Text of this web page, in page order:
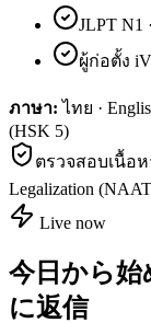
JLPT N1
ผู้ก่อตั้ง
ภาษา: ไทย ·
(HSK 5)
ตรวจสอบเนื้อห
Legalization
Live now
今日から始
に返信